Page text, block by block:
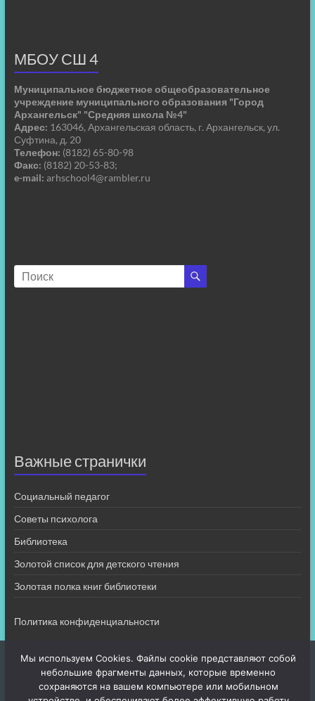
МБОУ СШ 4
Муниципальное бюджетное общеобразовательное
учреждение муниципального образования "Город
Архангельск" "Средняя школа №4"
Адрес: 163046, Архангельская область, г. Архангельск, ул.
Суфтина, д. 20
Телефон: (8182) 65-80-98
Факс: (8182) 20-53-83;
e-mail: arhschool4@rambler.ru
Важные странички
Социальный педагог
Советы психолога
Библиотека
Золотой список для детского чтения
Золотая полка книг библиотеки
Политика конфиденциальности
Мы используем Cookies. Файлы cookie представляют собой
небольшие фрагменты данных, которые временно
сохраняются на вашем компьютере или мобильном